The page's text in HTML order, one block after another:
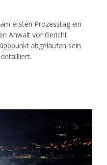
ersten Prozesstag ein
Anwalt vor Gericht
abgelaufen sein